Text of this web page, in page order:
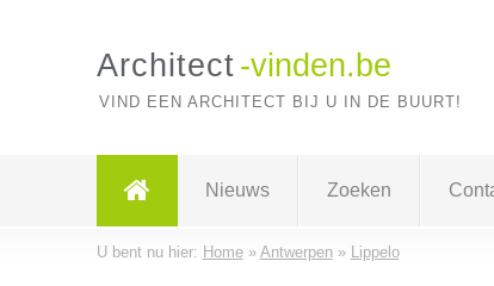
Architect -vinden.be
VIND EEN ARCHITECT BIJ U IN DE BUURT!
Nieuws Zoeken
U bent nu hier: Home» Antwerpen» Lippelo